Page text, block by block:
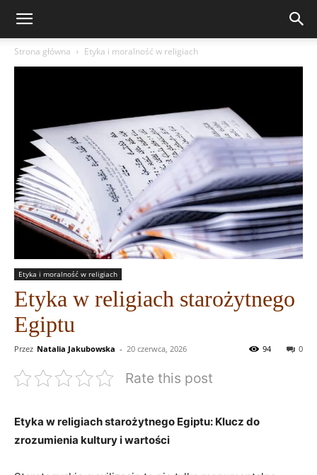
Strona główna Etyka i moralność w religiach
Etyka i moralność w religiach
Etyka w religiach starożytnego
Egiptu
Przez Natalia Jakubowska - 20 czerwca, 2026 0
94
Rate this post
Etyka w religiach starożytnego Egiptu: Klucz do
zrozumienia kultury i wartości